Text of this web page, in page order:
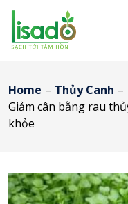
Home – Thủy Canh –
Giảm cân bằng rau
khỏe